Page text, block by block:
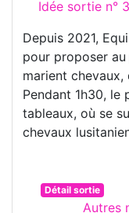
Idée sortie n°
Depuis 2021,
pour proposer
marient
Pendant 1h30, le
tableaux, où se
chevaux
Détail sortie
Autres